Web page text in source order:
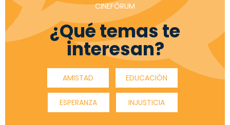
CINEFÓRUM
¿Qué temas te
interesan?
AMISTAD EDUCACIÓN
ESPERANZA INJUSTICIA